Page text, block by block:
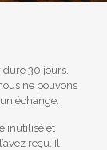
30 jours.
ne pouvons
échange.
inutilisé et
reçu. Il